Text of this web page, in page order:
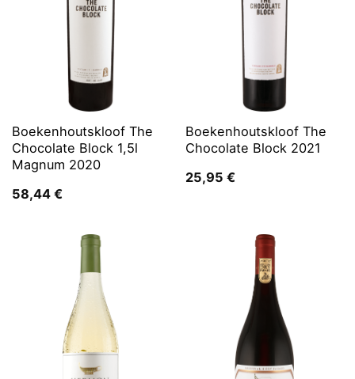
Boekenhoutskloof The
Chocolate Block 1,5l
Magnum 2020
58,44 €
Boekenhoutskloof The
Chocolate Block 2021
25,95 €